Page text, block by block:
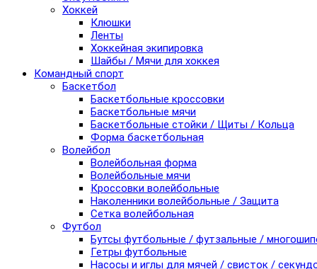
Хоккей
Клюшки
Ленты
Хоккейная экипировка
Шайбы / Мячи для хоккея
Командный спорт
Баскетбол
Баскетбольные кроссовки
Баскетбольные мячи
Баскетбольные стойки / Щиты / Кольца
Форма баскетбольная
Волейбол
Волейбольная форма
Волейбольные мячи
Кроссовки волейбольные
Наколенники волейбольные / Защита
Сетка волейбольная
Футбол
Бутсы футбольные / футзальные /
Гетры футбольные
Насосы и иглы для мячей / свисток /